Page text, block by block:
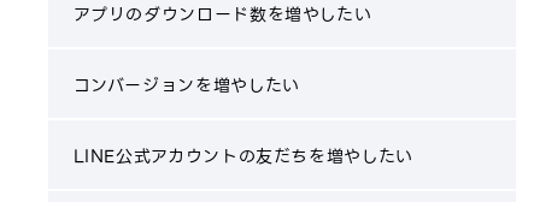
アプリのダウンロード数を増やしたい
コンバージョンを増やしたい
LINE公式アカウントの友だちを増やしたい